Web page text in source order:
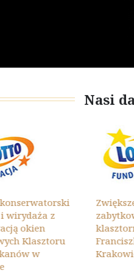
Nasi
z
okien
Klasztoru
w
Krakowie